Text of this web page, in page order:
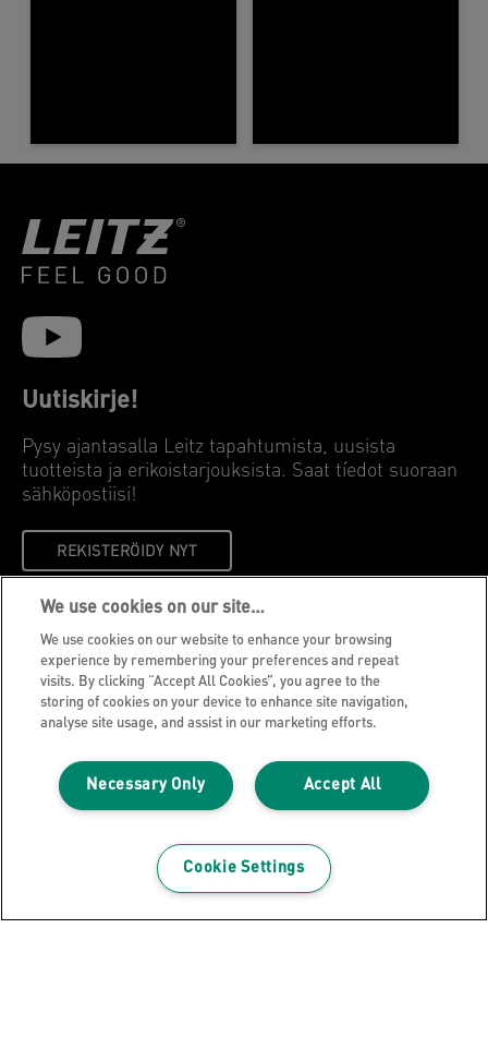
Uutiskirje!
Pysy ajantasalla Leitz tapahtumista, uusista
tuotteista ja erikoistarjouksista. Saat tíedot suoraan
sähköpostiisi!
REKISTERÖIDY NYT
Evästeet
Oikeudellinen huomautus
Jälki
Hallitse tietojani
Leitz Blogi
We use cookies on our site…
We use cookies on our website to enhance your browsing
experience by remembering your preferences and repeat
visits. By clicking “Accept All Cookies”, you agree to the
storing of cookies on your device to enhance site navigation,
analyse site usage, and assist in our marketing efforts.
Accept All
Necessary Only
Cookie Settings